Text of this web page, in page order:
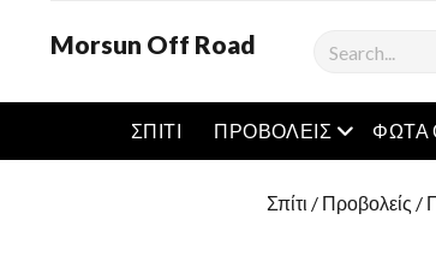
Morsun Off Road Ερευνα
ΣΠΊΤΙ ΠΡΟΒΟΛΕΊΣ μενούΦΏΤΑ
Σπίτι / Προβολείς /